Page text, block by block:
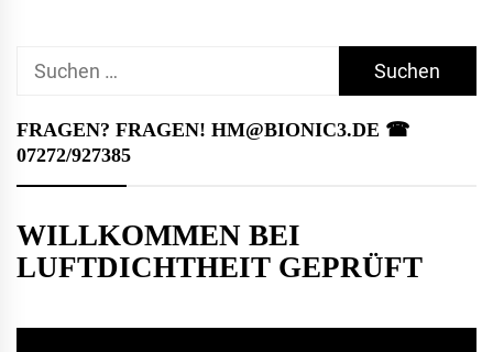
Suchen
FRAGEN? FRAGEN! HM@BIONIC3.DE ☎︎
07272/927385
WILLKOMMEN BEI
LUFTDICHTHEIT GEPRÜFT